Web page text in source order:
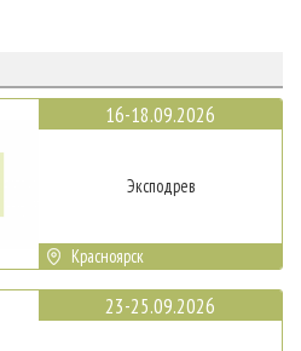
16-18.09.2026
Эксподрев
Красноярск
23-25.09.2026